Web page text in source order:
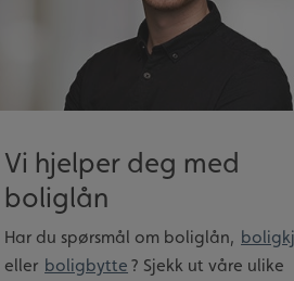
Vi hjelper deg med
boliglån
Har du spørsmål om boliglån,
eller boligbytte ? Sjekk ut våre ulike